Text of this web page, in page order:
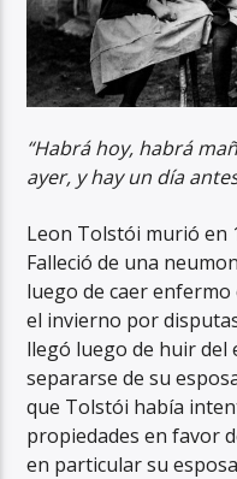
“Habrá hoy, habrá
ayer, y hay un día
Leon Tolstói murió en
Falleció de una
luego de caer
el invierno por
llegó luego de huir del
separarse de su
que Tolstói había
propiedades en favor
en particular su